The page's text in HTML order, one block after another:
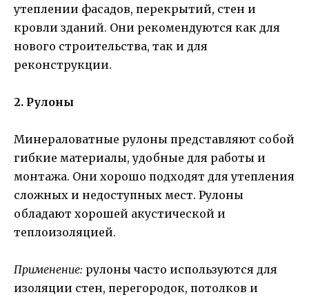
утеплении фасадов, перекрытий, стен и
кровли зданий. Они рекомендуются как для
нового строительства, так и для
реконструкции.
2. Рулоны
Минераловатные рулоны представляют собой
гибкие материалы, удобные для работы и
монтажа. Они хорошо подходят для утепления
сложных и недоступных мест. Рулоны
обладают хорошей акустической и
теплоизоляцией.
Применение: рулоны часто используются для
изоляции стен, перегородок, потолков и